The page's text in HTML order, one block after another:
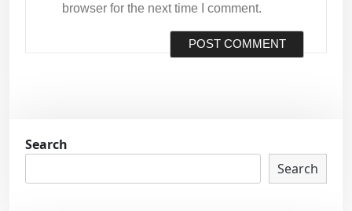
browser for the next time I comment.
Search
Search